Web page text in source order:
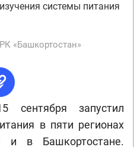
системы питания
«Башкортостан»
сентября запустил
в пяти регионах
в Башкортостане.